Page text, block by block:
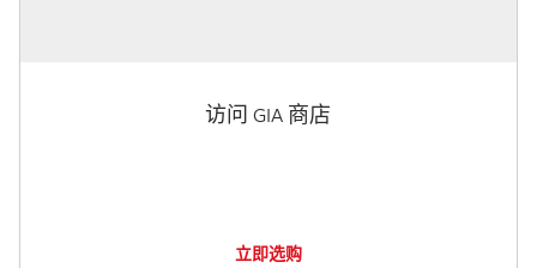
访问 GIA 商店
立即选购